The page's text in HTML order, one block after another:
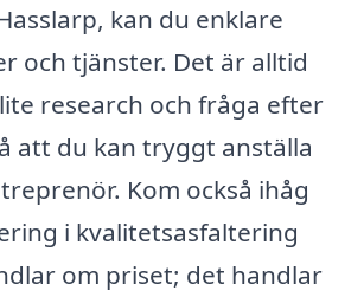
kan du enklare
och tjänster. Det är alltid
research och fråga efter
att du kan tryggt anställa
Kom också ihåg
i kvalitetsasfaltering
om priset; det handlar